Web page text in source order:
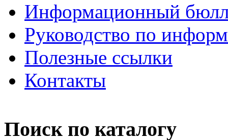
Информационный
Руководство по
Полезные ссылки
Контакты
Поиск по каталогу